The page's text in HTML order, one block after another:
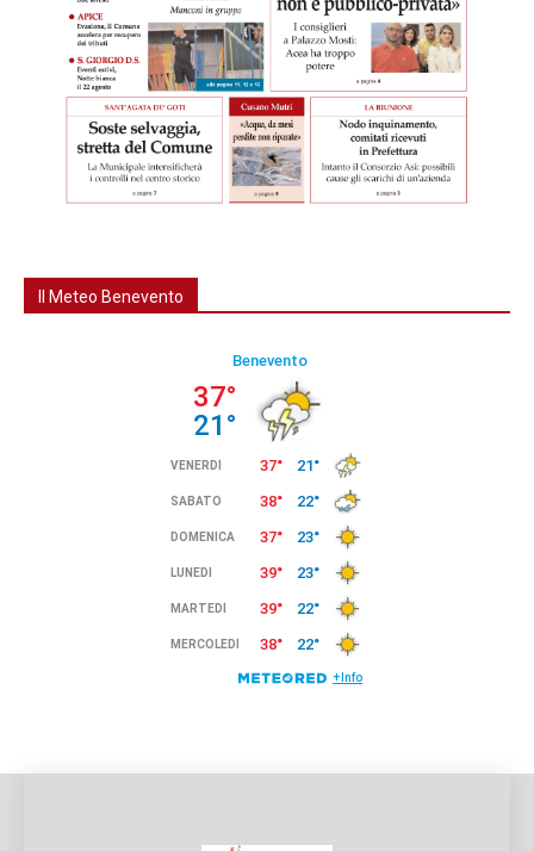
Il Meteo Benevento